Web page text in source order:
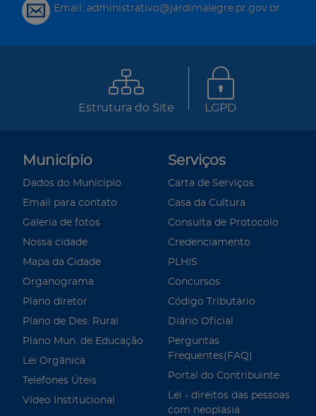
Email: administrativo@jardimalegre.pr.gov.br
Estrutura do Site LGPD
Município
Dados do Município
Email para contato
Galeria de fotos
Nossa cidade
Mapa da Cidade
Organograma
Plano diretor
Plano de Des. Rural
Plano Mun. de Educação
Lei Orgânica
Telefones Úteis
Vídeo Institucional
Serviços
Carta de Serviços
Casa da Cultura
Consulta de Protocolo
Credenciamento
PLHIS
Concursos
Código Tributário
Diário Oficial
Perguntas
Frequentes(FAQ)
Portal do Contribuinte
Lei - direitos das pessoas
com neoplasia